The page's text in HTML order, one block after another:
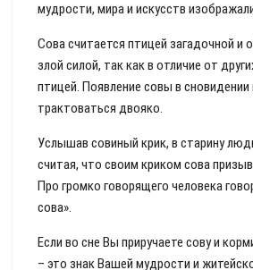
мудрости, мира и искусств
Сова считается птицей загадочной и
злой силой, так как в отличие от
птицей. Появление совы в
трактоваться двояко.
Услышав совиный крик, в старину
считая, что своим криком сова
Про громко говорящего человека
сова».
Если во сне Вы приручаете сову и
– это знак Вашей мудрости и